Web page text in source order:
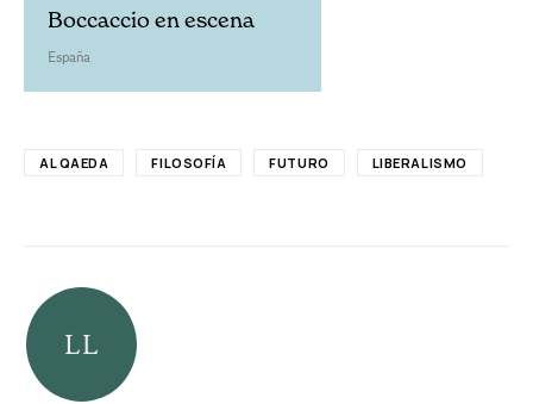
Boccaccio en escena
España
AL QAEDA FILOSOFÍA FUTURO LIBERALISMO